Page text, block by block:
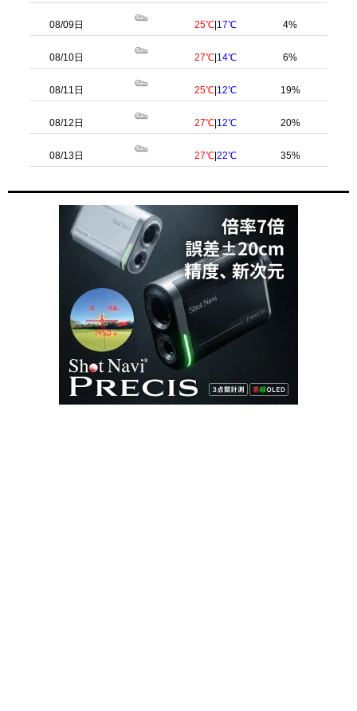
08/09日 25℃ 17℃ 4%
08/10日 27℃ 14℃ 6%
08/11日 25℃ 12℃ 19%
08/12日 27℃ 12℃ 20%
08/13日 27℃ |22℃ 35%